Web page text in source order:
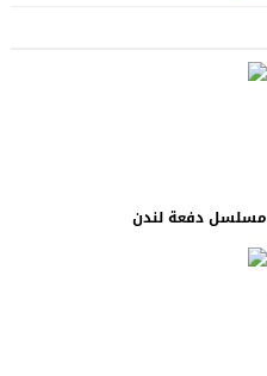
مسلسل دفعة لندن